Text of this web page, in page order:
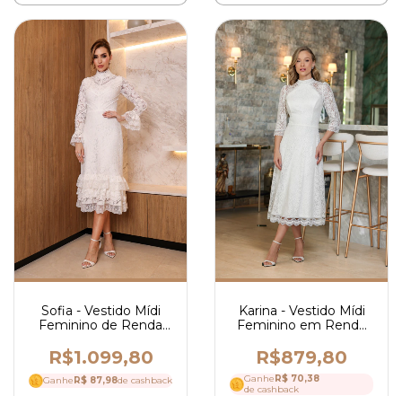
Sofia - Vestido Mídi
Feminino de Renda
Guipir Elegante,
Manga Longa e Gola
Alta- Ref 4246
R$1.099,80
GanheR$ 87,98de cashback
Karina - Vestido Mídi
Feminino em Renda
e Caimento Fluido
Elegante - Ref 4251
R$879,80
GanheR$ 70,38
de cashback